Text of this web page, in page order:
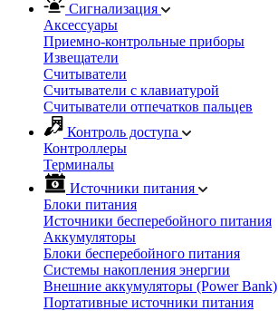
Сигнализация
Аксессуары
Приемно-контрольные приборы
Извещатели
Считыватели
Cчитыватели с клавиатурой
Cчитыватели отпечатков пальцев
Контроль доступа
Контроллеры
Терминалы
Источники питания
Блоки питания
Источники бесперебойного питания
Аккумуляторы
Блоки бесперебойного питания
Системы накопления энергии
Внешние аккумуляторы (Power Bank)
Портативные источники питания